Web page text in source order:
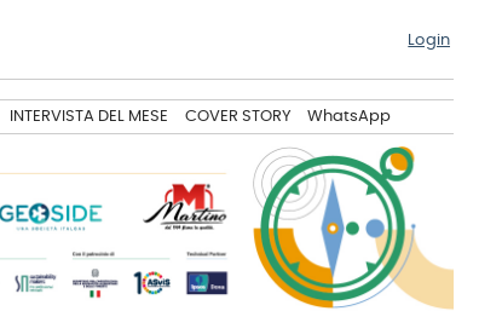
Login
INTERVISTA DEL MESE COVER STORY WhatsApp